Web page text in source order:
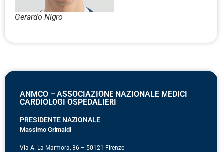
Gerardo Nigro
ANMCO – ASSOCIAZIONE NAZIONALE MEDICI
CARDIOLOGI OSPEDALIERI
PRESIDENTE NAZIONALE
Massimo Grimaldi
Via A. La Marmora, 36 – 50121 Firenze